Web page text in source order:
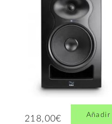
218,00€ Añadir